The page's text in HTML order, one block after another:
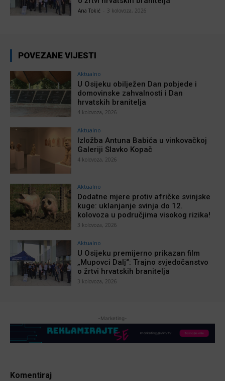
Ana Tokić 3 kolovoza, 2026
POVEZANE VIJESTI
Aktualno
U Osijeku obilježen Dan pobjede i
domovinske zahvalnosti i Dan
hrvatskih branitelja
4 kolovoza, 2026
Aktualno
Izložba Antuna Babića u vinkovačkoj
Galeriji Slavko Kopač
4 kolovoza, 2026
Aktualno
Dodatne mjere protiv afričke svinjske
kuge: uklanjanje svinja do 12.
kolovoza u područjima visokog rizika!
3 kolovoza, 2026
Aktualno
U Osijeku premijerno prikazan film
„Mupovci Dalj“: Trajno svjedočanstvo
o žrtvi hrvatskih branitelja
3 kolovoza, 2026
-Marketing-
Komentiraj